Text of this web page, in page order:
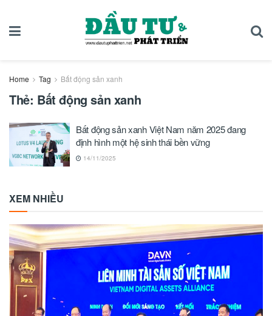
Home Tag Bất động sản xanh
Thẻ: Bất động sản xanh
Bất động sản xanh Việt Nam năm 2025 đang
định hình một hệ sinh thái bền vững
14/11/2025
XEM NHIỀU